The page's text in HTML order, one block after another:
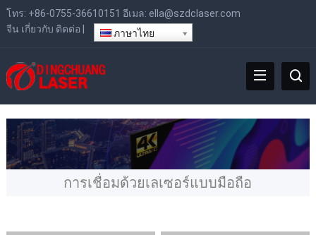
โทร: +86-0755-36610151 อีเมล: ella@szdclaser.com
จีน เกี่ยวกับ ติดต่อ ภาษาไทย
การเชื่อมด้วยเลเซอร์แบบมือถือ